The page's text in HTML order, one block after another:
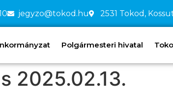
jegyzo@tokod.hu 2531 Tokod,
Polgármesteri hivatal
2025.02.13.